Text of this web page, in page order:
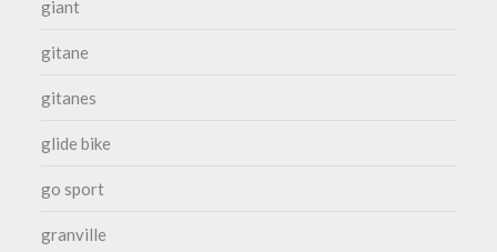
giant
gitane
gitanes
glide bike
go sport
granville